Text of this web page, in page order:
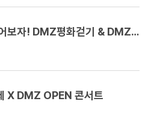
가을엔 DMZ를 걷고 뛰어보자! DMZ평화걷기 & DMZ평화마라톤 안내
X DMZ OPEN 콘서트